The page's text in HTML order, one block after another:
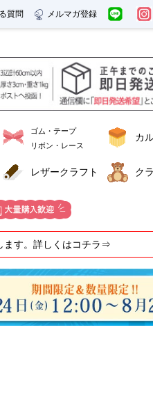
質問 メルマガ登録
ゴム・テープ
リボン・レース
カ
レザークラフト ク
ます。詳しくはコチラ⇒